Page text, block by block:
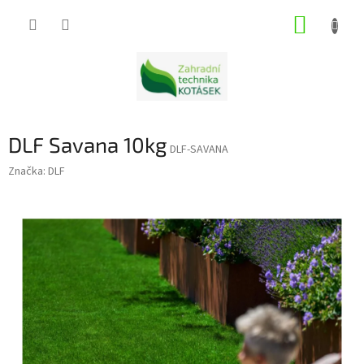
DLF Savana 10kg DLF-SAVANA
Značka: DLF